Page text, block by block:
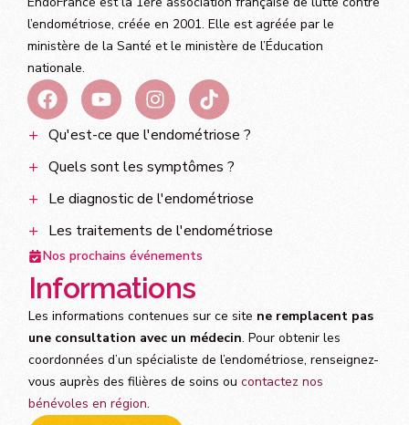
l’endométriose, créée en 2001. Elle est agréée par le
ministère de la Santé et le ministère de l’Éducation
nationale.
Qu'est-ce que l'endométriose ?
Quels sont les symptômes ?
Le diagnostic de l'endométriose
Les traitements de l'endométriose
Nos prochains événements
Informations
Les informations contenues sur ce site ne remplacent pas
une consultation avec un médecin. Pour obtenir les
coordonnées d’un spécialiste de l’endométriose, renseignez-
vous auprès des filières de soins oucontactez nos
bénévoles en région.